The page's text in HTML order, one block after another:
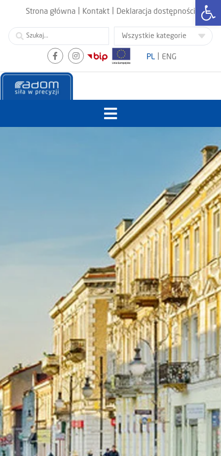
Strona główna Kontakt Deklaracja dostępności
PL ENG